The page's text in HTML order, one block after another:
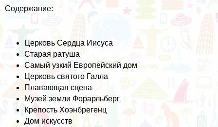
Содержание:
Церковь Сердца Иисуса
Старая ратуша
Самый узкий Европейский дом
Церковь святого Галла
Плавающая сцена
Музей земли Форарльберг
Крепость Хоэнбрегенц
Дом искусств